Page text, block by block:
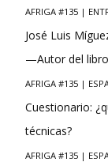
AFRIGA #135 |
José Luis
—Autor del
AFRIGA #135 |
Cuestionario:
técnicas?
AFRIGA #135 |